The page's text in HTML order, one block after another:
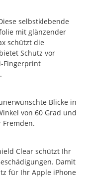
selbstklebende
mit glänzender
schützt die
Schutz vor
Fingerprint
Blicke in
von 60 Grad und
Clear schützt Ihr
Damit
für Ihr Apple iPhone